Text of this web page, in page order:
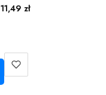
11,49 zł